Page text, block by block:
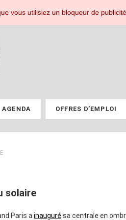
AGENDA OFFRES D’EMPLOI
solaire
Paris a inauguré sa centrale en
vous utilisiez un bloqueur de